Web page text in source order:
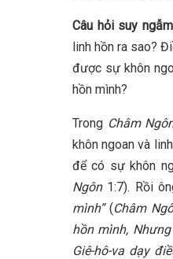
Câu hỏi suy
linh hồn ra sao?
được sự khôn
hồn mình?
Trong Châm
khôn ngoan và
để có sự khôn
Ngôn1:7). Rồi
mình”(Châm
hồn mình,
Giê-hô-va dạy